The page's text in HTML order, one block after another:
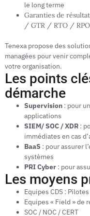
le long terme
Garanties de
/ GTR / RTO /
Tenexa propose des
managées pour venir
votre organisation.
Les points
démarche
Supervision : pour
applications
SIEM/ SOC / XDR :
immédiates en cas
BaaS : pour assurer
systèmes
PRI Cyber : pour
Les moyens
Equipes CDS :
Equipes « Field » de
SOC / NOC / CERT